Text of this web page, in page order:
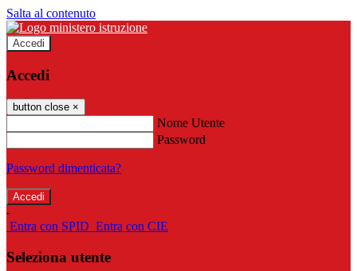
Salta al contenuto
Accedi
Accedi
button close ×
Nome Utente
Password
Password dimenticata?
-
Entra con SPID Entra con CIE
Seleziona utente